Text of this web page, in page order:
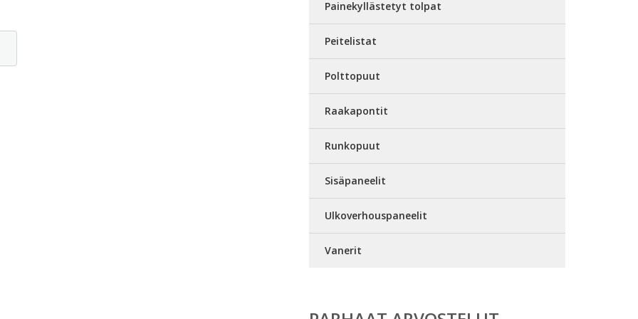
Painekyllästetyt tolpat
Peitelistat
Polttopuut
Raakapontit
Runkopuut
Sisäpaneelit
Ulkoverhouspaneelit
Vanerit